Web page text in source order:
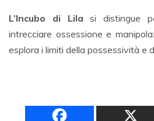
L’Incubo di Lila si distingue
intrecciare ossessione e
esplora i limiti della possessività e